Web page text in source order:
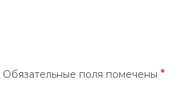
Обязательные поля помечены *